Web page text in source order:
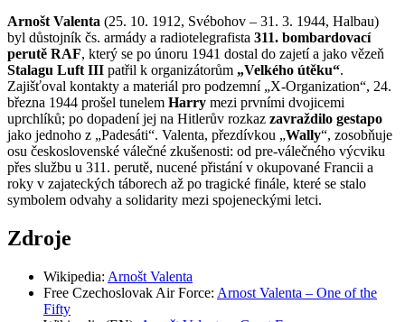
Arnošt Valenta (25. 10. 1912, Svébohov – 31. 3. 1944, Halbau)
byl důstojník čs. armády a radiotelegrafista 311. bombardovací
perutě RAF, který se po únoru 1941 dostal do zajetí a jako vězeň
Stalagu Luft III patřil k organizátorům „Velkého útěku“.
Zajišťoval kontakty a materiál pro podzemní „X-Organization“, 24.
března 1944 prošel tunelem Harry mezi prvními dvojicemi
uprchlíků; po dopadení jej na Hitlerův rozkaz zavraždilo gestapo
jako jednoho z „Padesáti“. Valenta, přezdívkou „Wally“, zosobňuje
osu československé válečné zkušenosti: od pre-válečného výcviku
přes službu u 311. perutě, nucené přistání v okupované Francii a
roky v zajateckých táborech až po tragické finále, které se stalo
symbolem odvahy a solidarity mezi spojeneckými letci.
Zdroje
Wikipedia: Arnošt Valenta
Free Czechoslovak Air Force: Arnost Valenta – One of the
Fifty